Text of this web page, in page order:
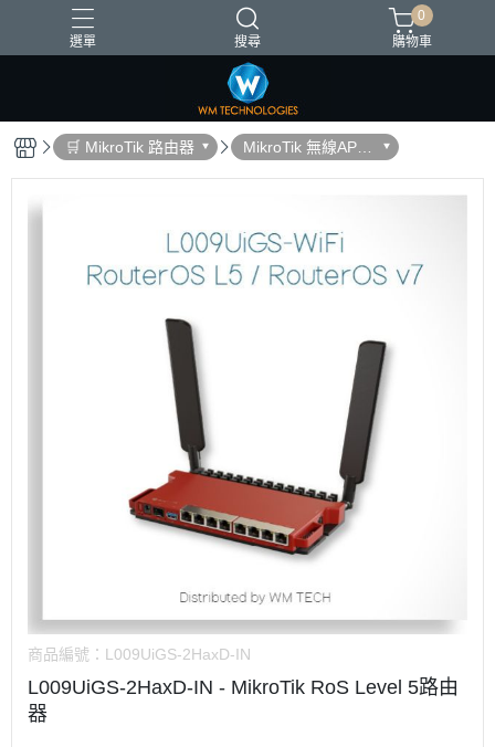
選單 搜尋
台灣製造
0
購物車
🛒 MikroTik 路由器
MikroTik 無線AP路
由器
商品編號： L009UiGS-2HaxD-IN
L009UiGS-2HaxD-IN - MikroTik RoS Level 5路由
器